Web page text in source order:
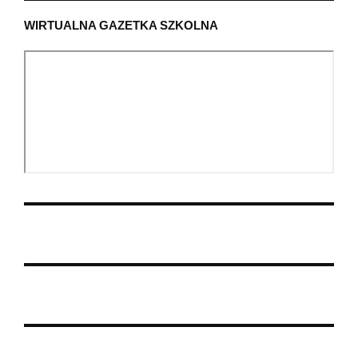
WIRTUALNA GAZETKA SZKOLNA